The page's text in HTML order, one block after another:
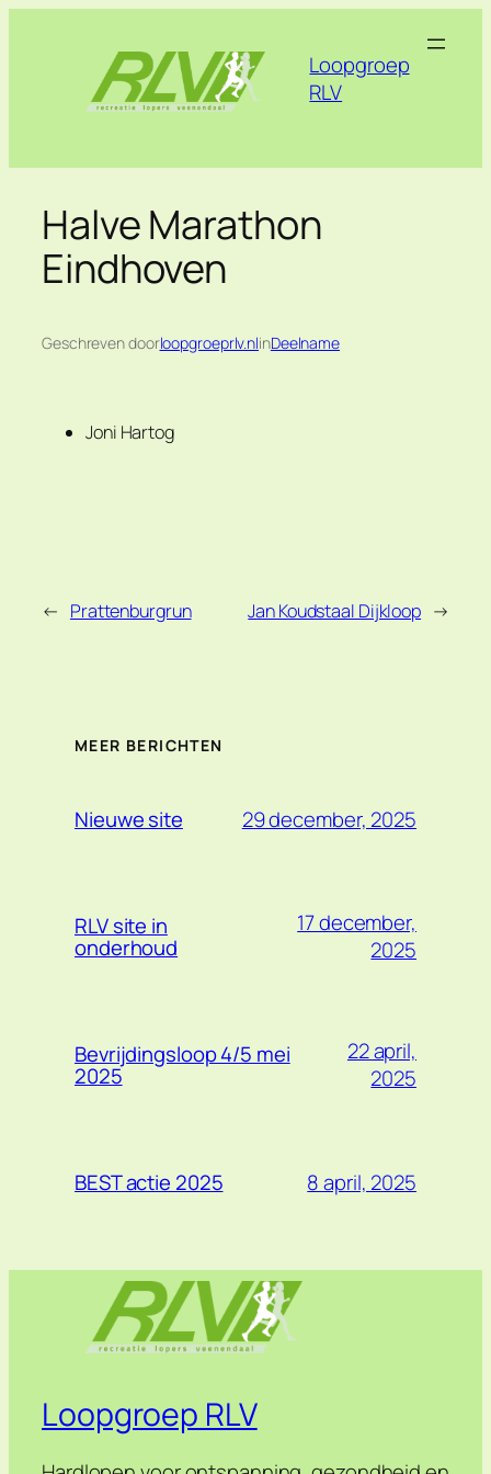
Loopgroep
RLV
Halve Marathon
Eindhoven
Geschreven doorloopgroeprlv.nlinDeelname
Joni Hartog
← Prattenburgrun Jan Koudstaal Dijkloop →
MEER BERICHTEN
Nieuwe site 29 december, 2025
RLV site in
onderhoud
17 december,
2025
Bevrijdingsloop 4/5 mei
2025
22 april,
2025
BEST actie 2025 8 april, 2025
Loopgroep RLV